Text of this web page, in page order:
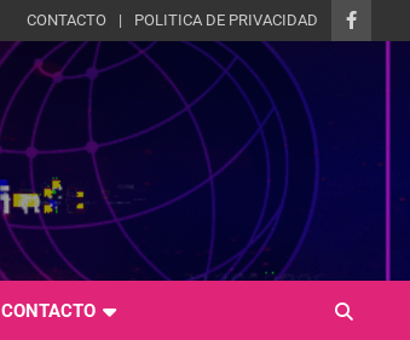
CONTACTO POLITICA DE PRIVACIDAD
CONTACTO